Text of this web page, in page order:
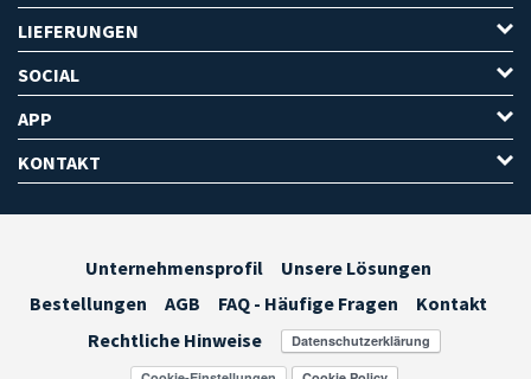
LIEFERUNGEN
SOCIAL
APP
KONTAKT
Unternehmensprofil
Unsere Lösungen
Bestellungen
AGB FAQ - Häufige Fragen
Kontakt
Rechtliche Hinweise